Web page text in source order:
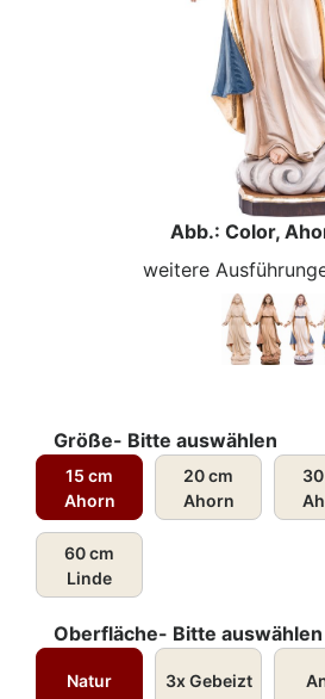
Abb.: Color,
weitere
Größe- Bitte auswählen
15 cm
Ahorn
20 cm
Ahorn
60 cm
Linde
Oberfläche- Bitte auswählen
Natur 3x Gebeizt